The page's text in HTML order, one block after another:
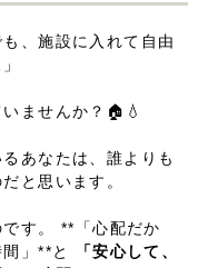
、施設に入れて自由
ませんか？🏠💧
あなたは、誰よりも
と思います。
す。 **「心配だか
」**と
「安心して、